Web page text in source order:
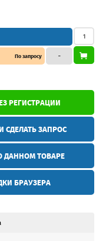
По запросу –
РЕГИСТРАЦИИ
СДЕЛАТЬ ЗАПРОС
ДАННОМ ТОВАРЕ
БРАУЗЕРА